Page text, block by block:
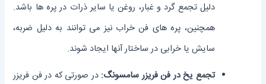
دلیل تجمع گرد و غبار، روغن یا سایر ذرات در پره‌ ها باشد.
همچنین، پره‌ های فن خراب نیز می‌ توانند به دلیل ضربه،
سایش یا خرابی در ساختار آنها ایجاد شوند.
تجمع یخ در فن فریزر سامسونگ: در صورتی که در فن فریزر